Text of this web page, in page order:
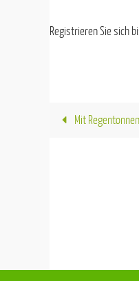
Registrieren Sie sich
Mit